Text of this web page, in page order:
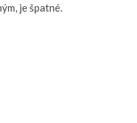
je špatné.